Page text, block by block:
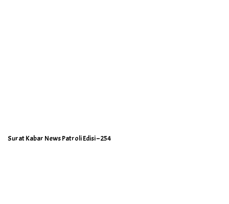
Surat Kabar News Patroli Edisi – 254